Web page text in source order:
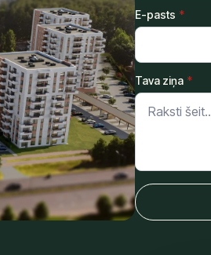
E-pasts *
Tava ziņa *